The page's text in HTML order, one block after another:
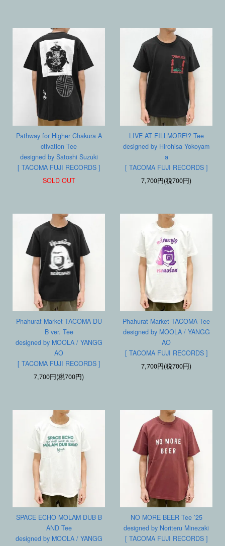
Pathway for Higher Chakura A
ctivation Tee
designed by Satoshi Suzuki
[ TACOMA FUJI RECORDS ]
SOLD OUT
LIVE AT FILLMORE!? Tee
designed by Hirohisa Yokoyam
a
[ TACOMA FUJI RECORDS ]
7,700円(税700円)
Phahurat Market TACOMA DU
B ver. Tee
designed by MOOLA / YANGG
AO
[ TACOMA FUJI RECORDS ]
7,700円(税700円)
Phahurat Market TACOMA Tee
designed by MOOLA / YANGG
AO
[ TACOMA FUJI RECORDS ]
7,700円(税700円)
SPACE ECHO MOLAM DUB B
AND Tee
designed by MOOLA / YANGG
NO MORE BEER Tee ’25
designed by Noriteru Minezaki
[ TACOMA FUJI RECORDS ]